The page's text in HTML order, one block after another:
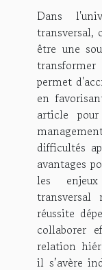
Dans
transversal,
être une
permet
en
article
difficultés
avantages
les
transversal
réussite
collaborer
relation
il s’avère